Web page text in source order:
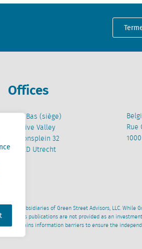
Offices
Pays-Bas (siège)
Creative Valley
Stationsplein 32
3511 ED Utrecht
Rue
owned subsidiaries of Green Street Advisors, LLC.
News publications are not provided as an
maintains information barriers to ensure the